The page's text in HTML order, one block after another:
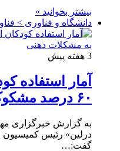
بیشتر بخوانید »
دانشگاه و فناوری >
3 هفته پیش
آمار استفاده
۶۰ درصد مشکوک به مشکلات ذهنی
به گزارش خبرگزاری
درلین» رئیس کمیسیون
گفت:…